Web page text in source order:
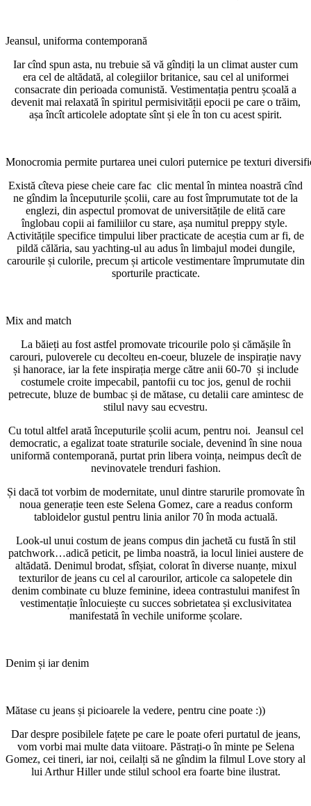
Jeansul, uniforma contemporană
Iar cînd spun asta, nu trebuie să vă gîndiți la un climat auster cum
era cel de altădată, al colegiilor britanice, sau cel al uniformei
consacrate din perioada comunistă. Vestimentația pentru școală a
devenit mai relaxată în spiritul permisivității epocii pe care o trăim,
așa încît articolele adoptate sînt și ele în ton cu acest spirit.
Monocromia permite purtarea unei culori puternice pe texturi
Există cîteva piese cheie care fac clic mental în mintea noastră cînd
ne gîndim la începuturile școlii, care au fost împrumutate tot de la
englezi, din aspectul promovat de universitățile de elită care
înglobau copii ai familiilor cu stare, așa numitul preppy style.
Activitățile specifice timpului liber practicate de aceștia cum ar fi, de
pildă călăria, sau yachting-ul au adus în limbajul modei dungile,
carourile și culorile, precum și articole vestimentare împrumutate din
sporturile practicate.
Mix and match
La băieți au fost astfel promovate tricourile polo și cămășile în
carouri, puloverele cu decolteu en-coeur, bluzele de inspirație navy
și hanorace, iar la fete inspirația merge către anii 60-70 și include
costumele croite impecabil, pantofii cu toc jos, genul de rochii
petrecute, bluze de bumbac și de mătase, cu detalii care amintesc de
stilul navy sau ecvestru.
Cu totul altfel arată începuturile școlii acum, pentru noi. Jeansul cel
democratic, a egalizat toate straturile sociale, devenind în sine noua
uniformă contemporană, purtat prin libera voința, neimpus decît de
nevinovatele trenduri fashion.
Și dacă tot vorbim de modernitate, unul dintre starurile promovate în
noua generație teen este Selena Gomez, care a readus conform
tabloidelor gustul pentru linia anilor 70 în moda actuală.
Look-ul unui costum de jeans compus din jachetă cu fustă în stil
patchwork…adică peticit, pe limba noastră, ia locul liniei austere de
altădată. Denimul brodat, sfîșiat, colorat în diverse nuanțe, mixul
texturilor de jeans cu cel al carourilor, articole ca salopetele din
denim combinate cu bluze feminine, ideea contrastului manifest în
vestimentație înlocuiește cu succes sobrietatea și exclusivitatea
manifestată în vechile uniforme școlare.
Denim și iar denim
Mătase cu jeans și picioarele la vedere, pentru cine poate :))
Dar despre posibilele fațete pe care le poate oferi purtatul de jeans,
vom vorbi mai multe data viitoare. Păstrați-o în minte pe Selena
Gomez, cei tineri, iar noi, ceilalți să ne gîndim la filmul Love story al
lui Arthur Hiller unde stilul school era foarte bine ilustrat.